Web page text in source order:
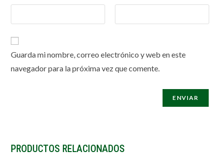
Guarda mi nombre, correo electrónico y web en este
navegador para la próxima vez que comente.
PRODUCTOS RELACIONADOS